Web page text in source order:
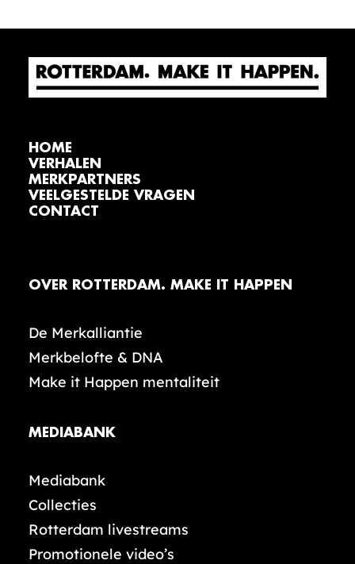
HOME
VERHALEN
MERKPARTNERS
VEELGESTELDE VRAGEN
CONTACT
OVER ROTTERDAM. MAKE IT HAPPEN
De Merkalliantie
Merkbelofte & DNA
Make it Happen mentaliteit
MEDIABANK
Mediabank
Collecties
Rotterdam livestreams
Promotionele video’s